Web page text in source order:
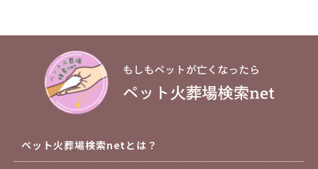
ペット火葬場検索netとは？